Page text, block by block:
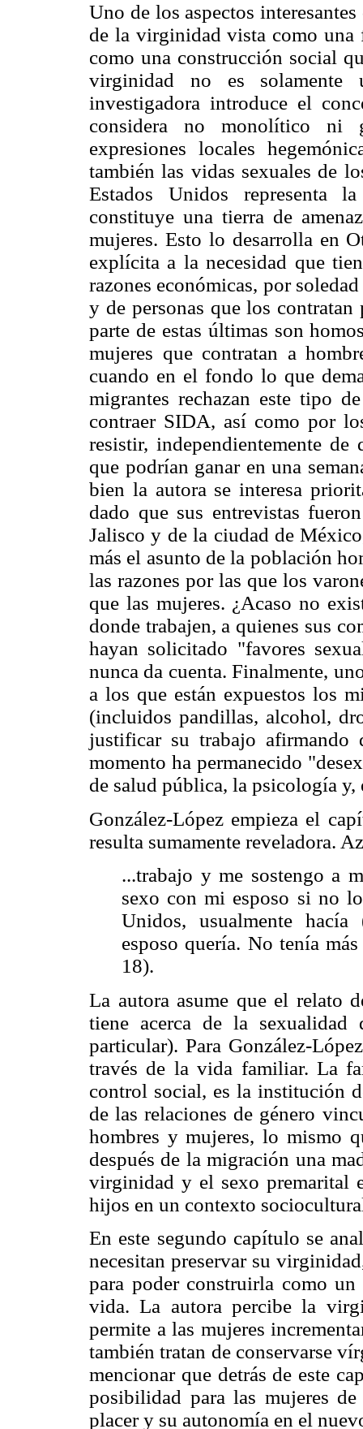
Uno de los aspectos
de la virginidad vista como una
como una construcción social
virginidad no es
investigadora introduce el
considera no monolítico ni
expresiones locales
también las vidas sexuales de
Estados Unidos representa
constituye una tierra de
mujeres. Esto lo desarrolla en
explícita a la necesidad que
razones económicas, por
y de personas que los
parte de estas últimas son
mujeres que contratan a
cuando en el fondo lo que
migrantes rechazan este tipo
contraer SIDA, así como por
resistir, independientemente
que podrían ganar en una
bien la autora se interesa
dado que sus entrevistas
Jalisco y de la ciudad de
más el asunto de la población
las razones por las que los
que las mujeres. ¿Acaso no
donde trabajen, a quienes sus
hayan solicitado "favores
nunca da cuenta. Finalmente,
a los que están expuestos los
(incluidos pandillas, alcohol,
justificar su trabajo
momento ha permanecido
de salud pública, la psicología
González-López empieza el
resulta sumamente reveladora.
...trabajo y me sostengo a
sexo con mi esposo si no
Unidos, usualmente
esposo quería. No tenía
18).
La autora asume que el relato
tiene acerca de la
particular). Para González-
través de la vida familiar. La
control social, es la institución
de las relaciones de género
hombres y mujeres, lo mismo
después de la migración una
virginidad y el sexo premarital
hijos en un contexto
En este segundo capítulo se
necesitan preservar su
para poder construirla como
vida. La autora percibe la
permite a las mujeres
también tratan de conservarse
mencionar que detrás de este
posibilidad para las mujeres
placer y su autonomía en el